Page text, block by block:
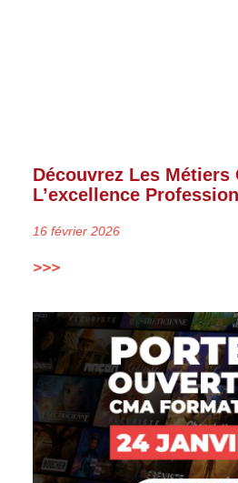
Découvrez Les Métiers
L’excellence
16 février 2026
>>>